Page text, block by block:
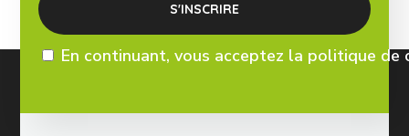
En continuant, vous acceptez la politique